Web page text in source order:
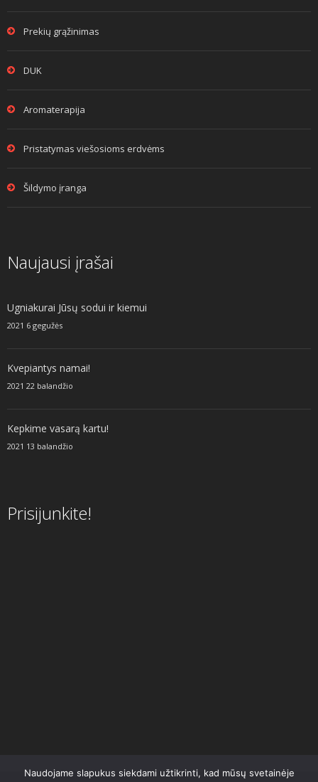
Prekių grąžinimas
DUK
Aromaterapija
Pristatymas viešosioms erdvėms
Šildymo įranga
Naujausi įrašai
Ugniakurai Jūsų sodui ir kiemui
2021 6 gegužės
Kvepiantys namai!
2021 22 balandžio
Kepkime vasarą kartu!
2021 13 balandžio
Prisijunkite!
Naudojame slapukus siekdami užtikrinti, kad mūsų svetainėje